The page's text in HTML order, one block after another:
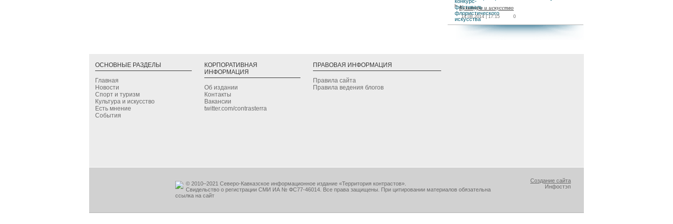
Культура и искусство
14.08.2014 | 17:15 0
ОСНОВНЫЕ РАЗДЕЛЫ
Главная
Новости
Спорт и туризм
Культура и искусство
Есть мнение
События
КОРПОРАТИВНАЯ
ИНФОРМАЦИЯ
Об издании
Контакты
Вакансии
twitter.com/contrasterra
ПРАВОВАЯ ИНФОРМАЦИЯ
Правила сайта
Правила ведения блогов
© 2010–2021 Северо-Кавказское информационное издание «Территория контрастов».
Свидельство о регистрации СМИ ИА № ФС77-46014. Все права защищены. При цитировании материалов обязательна
ссылка на сайт
Создание сайта
Инфостэп